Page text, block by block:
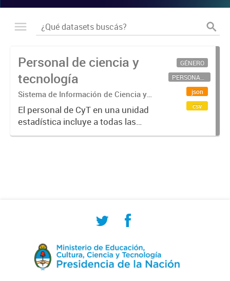
Personal de ciencia y
tecnología
Sistema de Información de Ciencia y
Tecnología Argentino (SICYTAR)
El personal de CyT en una unidad
estadística incluye a todas las
personas involucradas
GÉNERO
PERSONAL CIENTÍFICO-TECNOLÓGICO
json
csv